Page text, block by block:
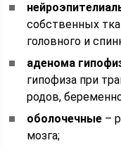
собственных
головного и
аденома
гипофиза при
родов,
оболочечные –
мозга;